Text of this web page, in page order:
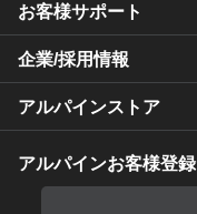
お客様サポート
企業/採用情報
アルパインストア
アルパインお客様登録